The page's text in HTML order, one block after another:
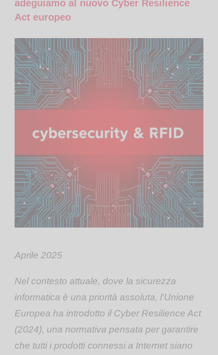
adeguiamo al nuovo Cyber Resilience
Act europeo
Aprile 2025
Nel contesto attuale, dove la sicurezza
informatica è una priorità assoluta, l’Unione
Europea ha introdotto il Cyber Resilience Act
(2024), una normativa pensata per garantire
che tutti i prodotti connessi a Internet siano